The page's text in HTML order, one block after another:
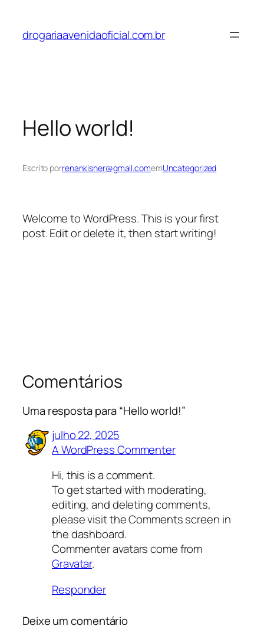
drogariaavenidaoficial.com.br
Hello world!
Escrito porrenankisner@gmail.comemUncategorized
Welcome to WordPress. This is your first
post. Edit or delete it, then start writing!
Comentários
Uma resposta para “Hello world!”
julho 22, 2025
A WordPress Commenter
Hi, this is a comment.
To get started with moderating,
editing, and deleting comments,
please visit the Comments screen in
the dashboard.
Commenter avatars come from
Gravatar.
Responder
Deixe um comentário